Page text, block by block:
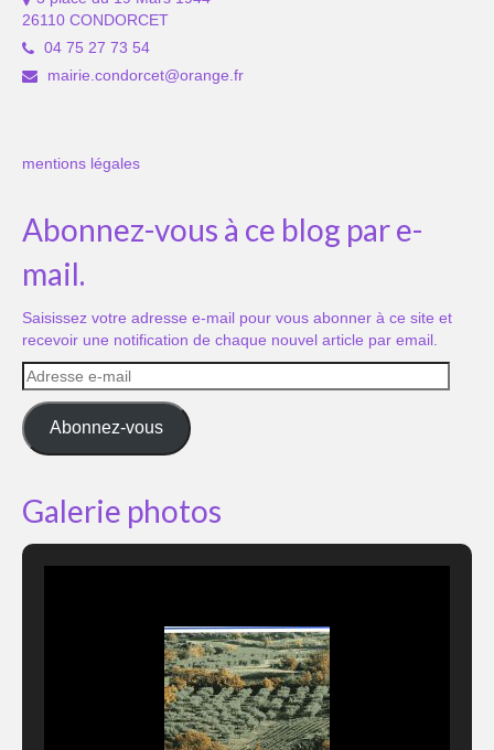
26110 CONDORCET
04 75 27 73 54
mairie.condorcet@orange.fr
mentions légales
Abonnez-vous à ce blog par e-
mail.
Saisissez votre adresse e-mail pour vous abonner à ce site et
recevoir une notification de chaque nouvel article par email.
Adresse
e-
mail
Abonnez-vous
Galerie photos